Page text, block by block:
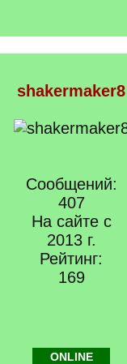
shakermaker8
Сообщений:
407
На сайте с
2013 г.
Рейтинг:
169
ONLINE